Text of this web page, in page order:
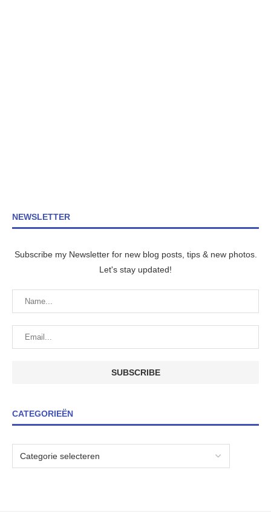
NEWSLETTER
Subscribe my Newsletter for new blog posts, tips & new photos.
Let's stay updated!
CATEGORIEËN